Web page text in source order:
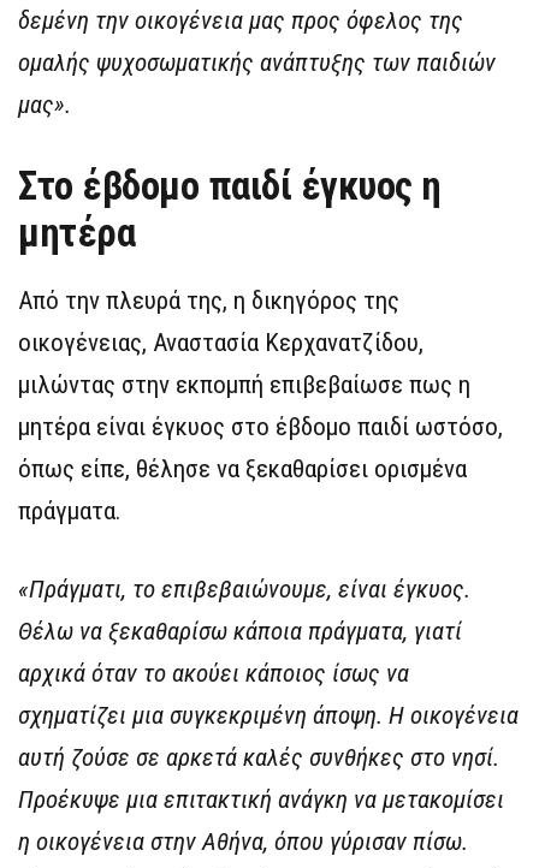
δεμένη την οικογένεια μας προς όφελος της
ομαλής ψυχοσωματικής ανάπτυξης των παιδιών
μας».
Στο έβδομο παιδί έγκυος η
μητέρα
Από την πλευρά της, η δικηγόρος της
οικογένειας, Αναστασία Κερχανατζίδου,
μιλώντας στην εκπομπή επιβεβαίωσε πως η
μητέρα είναι έγκυος στο έβδομο παιδί ωστόσο,
όπως είπε, θέλησε να ξεκαθαρίσει ορισμένα
πράγματα.
«Πράγματι, το επιβεβαιώνουμε, είναι έγκυος.
Θέλω να ξεκαθαρίσω κάποια πράγματα, γιατί
αρχικά όταν το ακούει κάποιος ίσως να
σχηματίζει μια συγκεκριμένη άποψη. Η οικογένεια
αυτή ζούσε σε αρκετά καλές συνθήκες στο νησί.
Προέκυψε μια επιτακτική ανάγκη να μετακομίσει
η οικογένεια στην Αθήνα, όπου γύρισαν πίσω.